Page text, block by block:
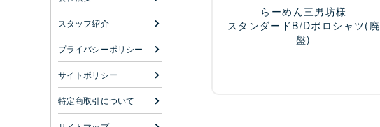
スタッフ紹介
プライバシーポリシー
サイトポリシー
特定商取引について
らーめん三男坊様
スタンダードB/Dポロシャツ(廃
盤)